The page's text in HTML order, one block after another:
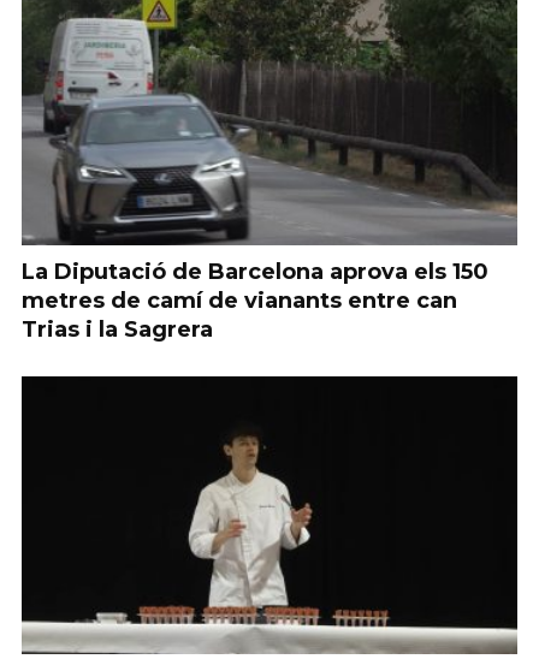
La Diputació de Barcelona aprova els 150
metres de camí de vianants entre can
Trias i la Sagrera